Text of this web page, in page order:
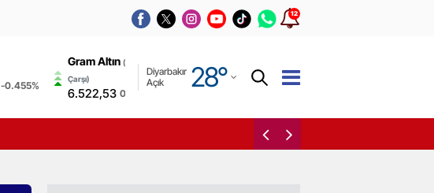
12
-0.455%
Gram Altın (Kapalı
Çarşı)
6.522,53 0,00%
Diyarbakır
Açık
28°
Adıyaman